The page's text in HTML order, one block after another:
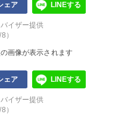
ェア LINEする
イザー提供
8）
画像が表示されます
ェア LINEする
イザー提供
8）